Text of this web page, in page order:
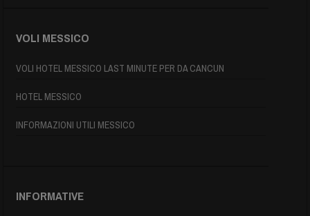
VOLI MESSICO
VOLI HOTEL MESSICO LAST MINUTE PER DA CANCUN
HOTEL MESSICO
INFORMAZIONI UTILI MESSICO
INFORMATIVE